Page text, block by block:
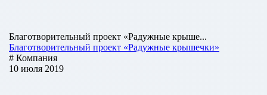
Благотворительный проект «Радужные крыше...
Благотворительный проект «Радужные крышечки»
# Компания
10 июля 2019